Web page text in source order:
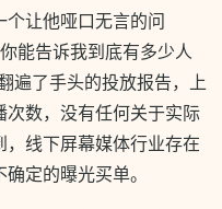
个让他哑口无言的问
能告诉我到底有多少人
遍了手头的投放报告，上
次数，没有任何关于实际
线下屏幕媒体行业存在
定的曝光买单。